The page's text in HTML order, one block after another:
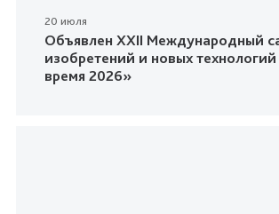
20 июля
Объявлен XXII Международный
изобретений и новых
время 2026»